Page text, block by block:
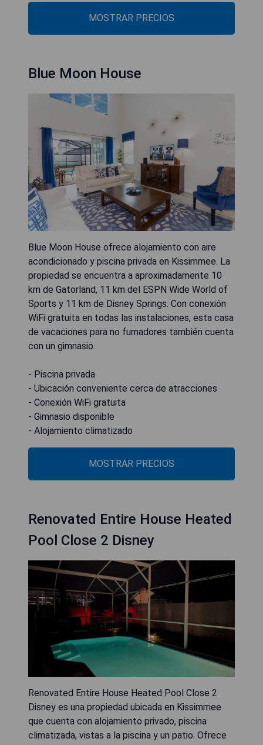
MOSTRAR PRECIOS
Blue Moon House
Blue Moon House ofrece alojamiento con aire
acondicionado y piscina privada en Kissimmee. La
propiedad se encuentra a aproximadamente 10
km de Gatorland, 11 km del ESPN Wide World of
Sports y 11 km de Disney Springs. Con conexión
WiFi gratuita en todas las instalaciones, esta casa
de vacaciones para no fumadores también cuenta
con un gimnasio.
- Piscina privada
- Ubicación conveniente cerca de atracciones
- Conexión WiFi gratuita
- Gimnasio disponible
- Alojamiento climatizado
MOSTRAR PRECIOS
Renovated Entire House Heated
Pool Close 2 Disney
Renovated Entire House Heated Pool Close 2
Disney es una propiedad ubicada en Kissimmee
que cuenta con alojamiento privado, piscina
climatizada, vistas a la piscina y un patio. Ofrece